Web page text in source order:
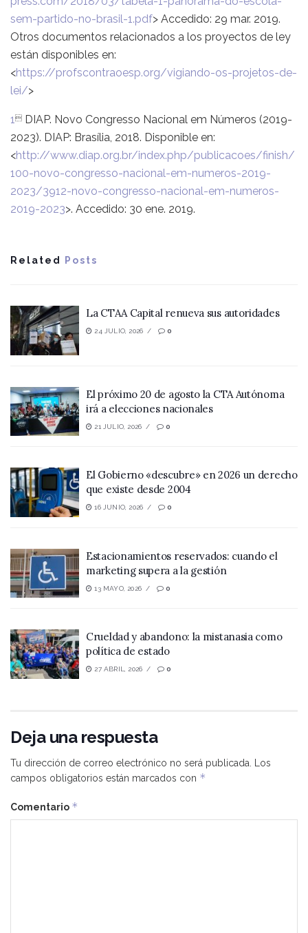
sem-partido-no-brasil-1.pdf> Accedido: 29 mar. 2019.
Otros documentos relacionados a los proyectos de ley
están disponibles en:
<https://profscontraoesp.org/vigiando-os-projetos-de-
lei/>
1 DIAP. Novo Congresso Nacional em Números (2019-
2023). DIAP: Brasília, 2018. Disponible en:
<http://www.diap.org.br/index.php/publicacoes/finish/
100-novo-congresso-nacional-em-numeros-2019-
2023/3912-novo-congresso-nacional-em-numeros-
2019-2023>. Accedido: 30 ene. 2019.
Related Posts
La CTAA Capital renueva sus autoridades
24 JULIO, 2026 0
El próximo 20 de agosto la CTA Autónoma
irá a elecciones nacionales
21 JULIO, 2026 0
El Gobierno «descubre» en 2026 un derecho
que existe desde 2004
16 JUNIO, 2026 0
Estacionamientos reservados: cuando el
marketing supera a la gestión
13 MAYO, 2026 0
Crueldad y abandono: la mistanasia como
política de estado
27 ABRIL, 2026 0
Deja una respuesta
Tu dirección de correo electrónico no será publicada.
Los
campos obligatorios están marcados con *
Comentario *